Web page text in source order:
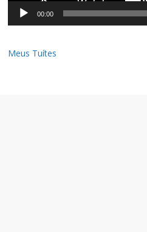
00:00
Meus Tuítes